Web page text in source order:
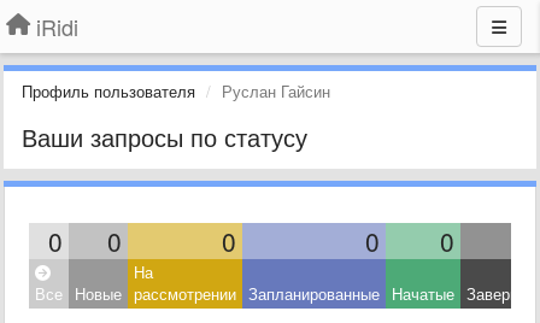
iRidi
Профиль пользователя Руслан Гайсин
Ваши запросы по статусу
0 0 0 0 0
Все Новые
На
рассмотрении Запланированные Начатые